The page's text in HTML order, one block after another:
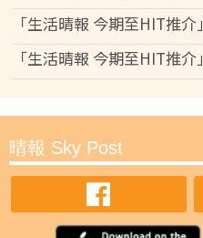
「生活晴報 今期至HIT推介」
「生活晴報 今期至HIT推介」
晴報 Sky Post